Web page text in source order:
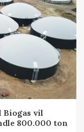
Biogas vil
800.000 ton